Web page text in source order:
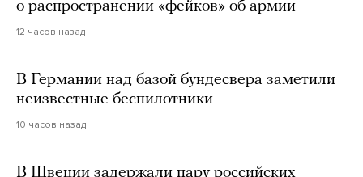
о распространении «фейков» об армии
12 часов назад
В Германии над базой бундесвера заметили
неизвестные беспилотники
10 часов назад
В Швеции задержали пару российских